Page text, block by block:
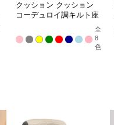
クッション クッション
コーデュロイ調キルト座
全
8
色